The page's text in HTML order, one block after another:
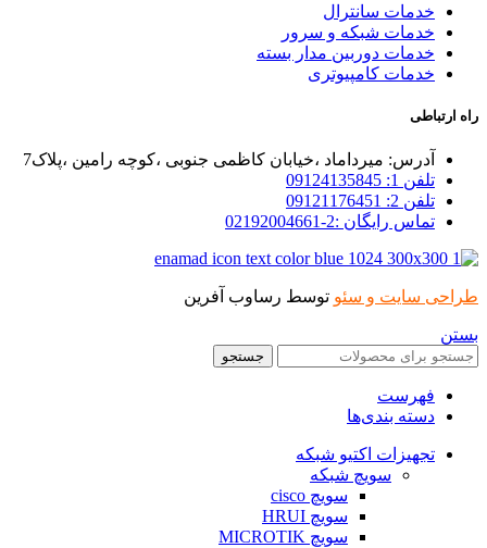
خدمات سانترال
خدمات شبکه و سرور
خدمات دوربین مدار بسته
خدمات کامپیوتری
راه ارتباطی
آدرس: میرداماد ،خیابان کاظمی جنوبی ،کوچه رامین ،پلاک7
تلفن 1: 09124135845
تلفن 2: 09121176451
تماس رایگان :2-02192004661
طراحی سایت و سئو توسط رساوب آفرین
بستن
جستجو
فهرست
دسته بندی‌ها
تجهیزات اکتیو شبکه
سویچ شبکه
سویچ cisco
سویچ HRUI
سویچ MICROTIK